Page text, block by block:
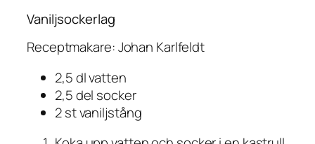
Vaniljsockerlag
Receptmakare: Johan Karlfeldt
2,5 dl vatten
2,5 del socker
2 st vaniljstång